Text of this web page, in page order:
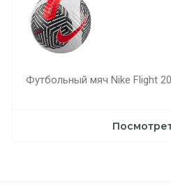
Футбольный мяч Nike Flight